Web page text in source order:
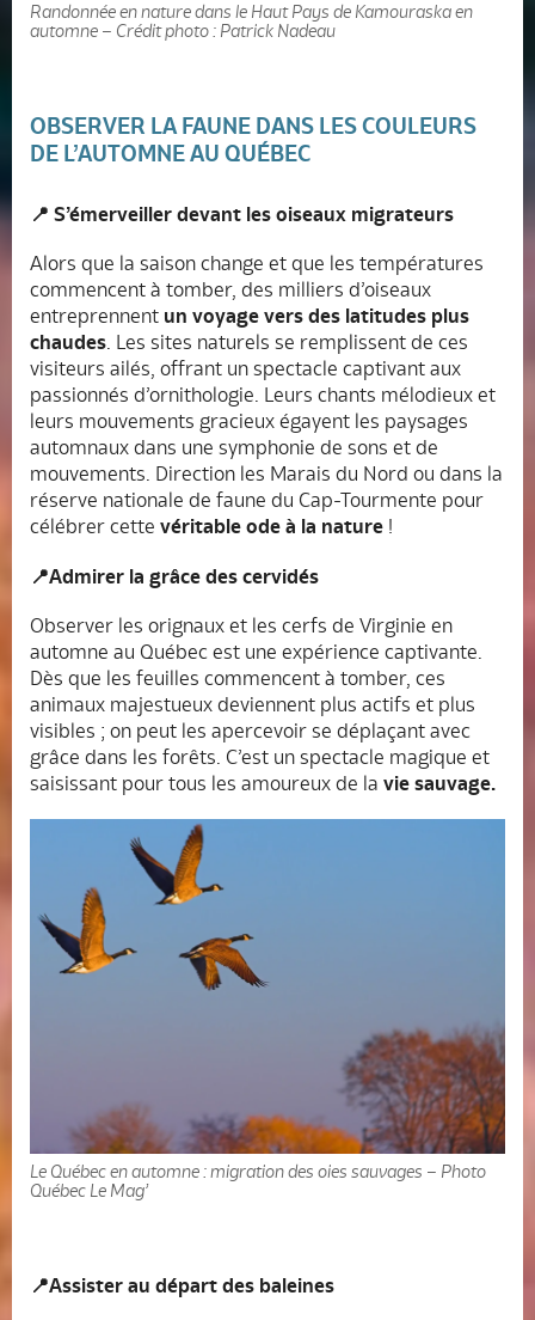
Randonnée en nature dans le Haut Pays de Kamouraska en
automne – Crédit photo : Patrick Nadeau
OBSERVER LA FAUNE DANS LES COULEURS
DE L’AUTOMNE AU QUÉBEC
📍 S’émerveiller devant les oiseaux migrateurs
Alors que la saison change et que les températures
commencent à tomber, des milliers d’oiseaux
entreprennent un voyage vers des latitudes plus
chaudes. Les sites naturels se remplissent de ces
visiteurs ailés, offrant un spectacle captivant aux
passionnés d’ornithologie. Leurs chants mélodieux et
leurs mouvements gracieux égayent les paysages
automnaux dans une symphonie de sons et de
mouvements. Direction les Marais du Nord ou dans la
réserve nationale de faune du Cap-Tourmente pour
célébrer cette véritable ode à la nature !
📍Admirer la grâce des cervidés
Observer les orignaux et les cerfs de Virginie en
automne au Québec est une expérience captivante.
Dès que les feuilles commencent à tomber, ces
animaux majestueux deviennent plus actifs et plus
visibles ; on peut les apercevoir se déplaçant avec
grâce dans les forêts. C’est un spectacle magique et
saisissant pour tous les amoureux de la vie sauvage.
Le Québec en automne : migration des oies sauvages – Photo
Québec Le Mag’
📍Assister au départ des baleines